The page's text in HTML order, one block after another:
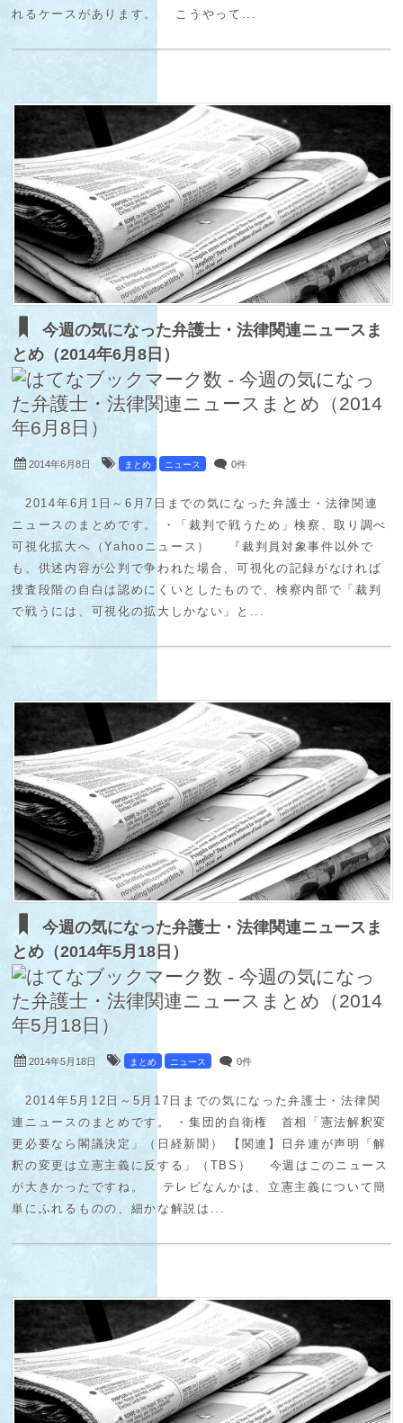
れるケースがあります。 こうやって...
今週の気になった弁護士・法律関連ニュースま
とめ（2014年6月8日）
2014年6月8日 まとめ ニュース 0件
2014年6月1日～6月7日までの気になった弁護士・法律関連
ニュースのまとめです。 ・「裁判で戦うため」検察、取り調べ
可視化拡大へ（Yahooニュース） 『裁判員対象事件以外で
も、供述内容が公判で争われた場合、可視化の記録がなければ
捜査段階の自白は認めにくいとしたもので、検察内部で「裁判
で戦うには、可視化の拡大しかない」と...
今週の気になった弁護士・法律関連ニュースま
とめ（2014年5月18日）
2014年5月18日 まとめ ニュース 0件
2014年5月12日～5月17日までの気になった弁護士・法律関
連ニュースのまとめです。 ・集団的自衛権 首相「憲法解釈変
更必要なら閣議決定」（日経新聞） 【関連】日弁連が声明「解
釈の変更は立憲主義に反する」（TBS） 今週はこのニュース
が大きかったですね。 テレビなんかは、立憲主義について簡
単にふれるものの、細かな解説は...